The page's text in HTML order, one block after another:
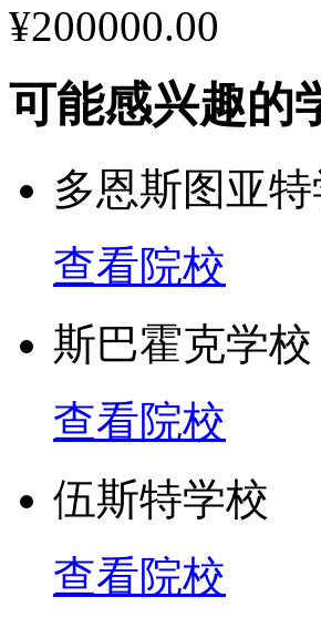
¥200000.00
可能感兴趣的
多恩斯图亚
查看院校
斯巴霍克学校
查看院校
伍斯特学校
查看院校